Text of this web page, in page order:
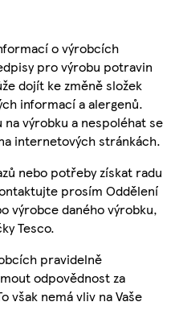
o výrobcích
pro výrobu potravin
dojít ke změně složek
informací a alergenů.
výrobku a nespoléhat se
internetových stránkách.
nebo potřeby získat radu
prosím Oddělení
výrobce daného výrobku,
Tesco.
pravidelně
odpovědnost za
však nemá vliv na Vaše